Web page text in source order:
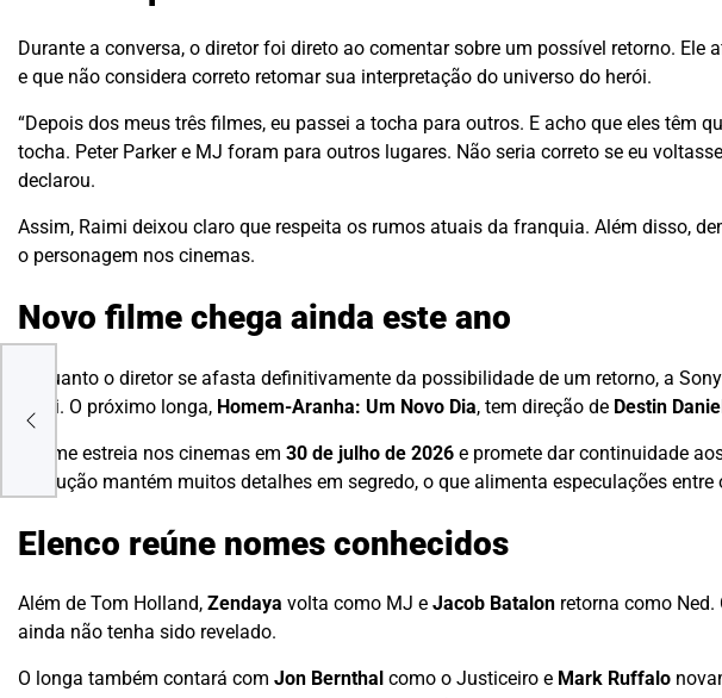
Durante a conversa, o diretor foi direto ao comentar sobre um possível retorno.
e que não considera correto retomar sua interpretação do universo do herói.
“Depois dos meus três filmes, eu passei a tocha para outros. E acho que eles têm
tocha. Peter Parker e MJ foram para outros lugares. Não seria correto se eu
declarou.
Assim, Raimi deixou claro que respeita os rumos atuais da franquia. Além disso,
o personagem nos cinemas.
Novo filme chega ainda este ano
Enquanto o diretor se afasta definitivamente da possibilidade de um retorno, a
herói. O próximo longa, Homem-Aranha: Um Novo Dia, tem direção de Destin
O filme estreia nos cinemas em 30 de julho de 2026 e promete dar continuidade
produção mantém muitos detalhes em segredo, o que alimenta especulações entre
Elenco reúne nomes conhecidos
Além de Tom Holland, Zendaya volta como MJ e Jacob Batalon retorna como
ainda não tenha sido revelado.
O longa também contará com Jon Bernthal como o Justiceiro e Mark Ruffalo